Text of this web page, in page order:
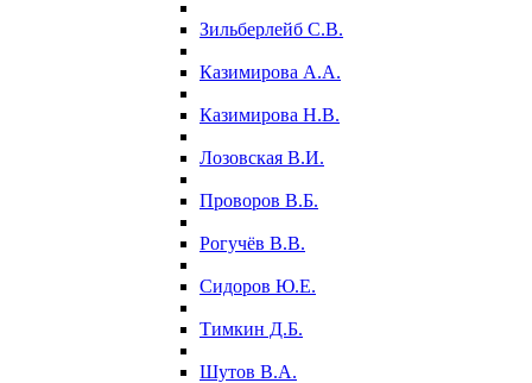
Зильберлейб С.В.
Казимирова А.А.
Казимирова Н.В.
Лозовская В.И.
Проворов В.Б.
Рогучёв В.В.
Сидоров Ю.Е.
Тимкин Д.Б.
Шутов В.А.